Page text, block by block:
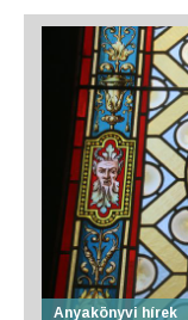
Anyakönyvi hírek